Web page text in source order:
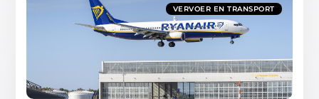
VERVOER EN TRANSPORT